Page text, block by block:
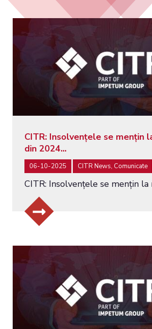
CITR: Insolvențele se mențin
din 2024...
06-10-2025 CITR News, Comunicate